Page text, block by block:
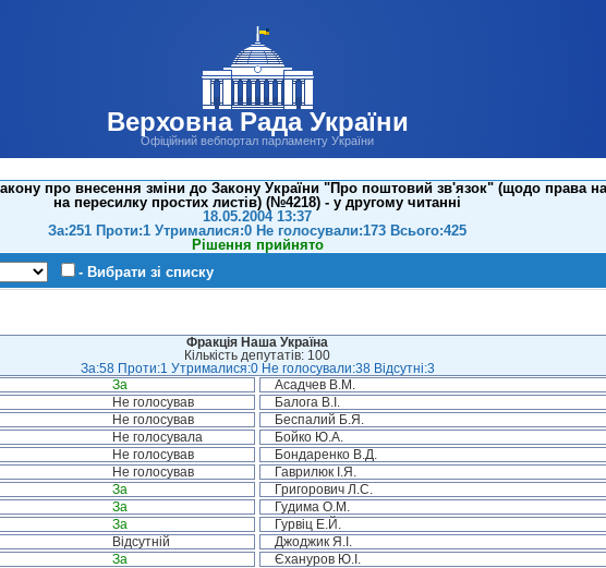
Верховна Рада України
Офіційний вебпортал парламенту України
про внесення зміни до Закону України "Про поштовий зв'язок" (щодо права
на пересилку простих листів) (№4218) - у другому читанні
18.05.2004 13:37
За:251 Проти:1 Утрималися:0 Не голосували:173 Всього:425
Рішення прийнято
- Вибрати зі списку
Фракція Наша Україна
Кількість депутатів: 100
За:58 Проти:1 Утрималися:0 Не голосували:38 Відсутні:3
За Асадчев В.М.
Не голосував Балога В.І.
Не голосував Беспалий Б.Я.
Не голосувала Бойко Ю.А.
Не голосував Бондаренко В.Д.
Не голосував Гаврилюк І.Я.
За Григорович Л.С.
За Гудима О.М.
За Гурвіц Е.Й.
Відсутній Джоджик Я.І.
За Єхануров Ю.І.